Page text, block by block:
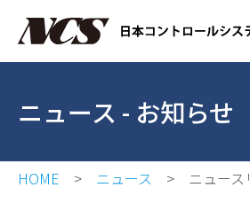
ニュース - お知らせ
HOME ニュース ニュー